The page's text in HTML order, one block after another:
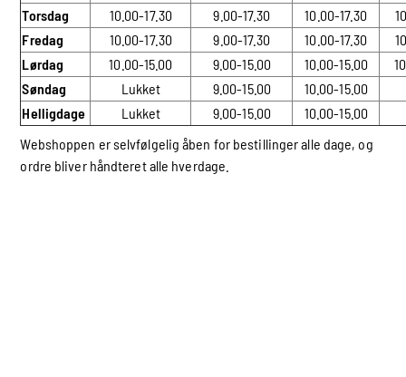
Torsdag
10.00-17.30 9.00-17.30 10.00-17.30
Fredag
10.00-17.30 9.00-17.30 10.00-17.30
Lørdag
10.00-15.00 9.00-15.00 10.00-15.00
Søndag
Lukket 9.00-15.00
10.00-15.00
Helligdage
Lukket 9.00-15.00
10.00-15.00
Webshoppen er selvfølgelig åben for bestillinger alle dage, og
ordre bliver håndteret alle hverdage.